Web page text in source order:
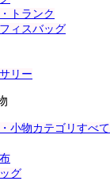
トランク
ィスバッグ
リー
小物カテゴリすべて
グ